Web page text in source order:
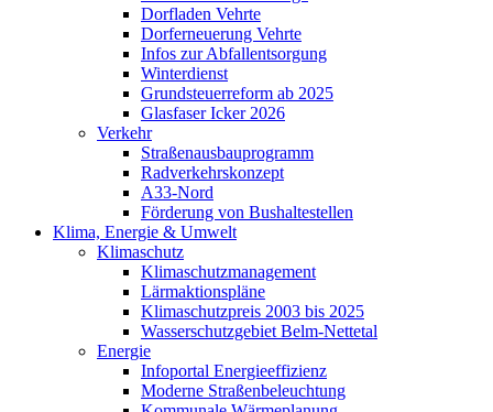
Dorfladen Vehrte
Dorferneuerung Vehrte
Infos zur Abfallentsorgung
Winterdienst
Grundsteuerreform ab 2025
Glasfaser Icker 2026
Verkehr
Straßenausbauprogramm
Radverkehrskonzept
A33-Nord
Förderung von Bushaltestellen
Klima, Energie & Umwelt
Klimaschutz
Klimaschutzmanagement
Lärmaktionspläne
Klimaschutzpreis 2003 bis 2025
Wasserschutzgebiet Belm-Nettetal
Energie
Infoportal Energieeffizienz
Moderne Straßenbeleuchtung